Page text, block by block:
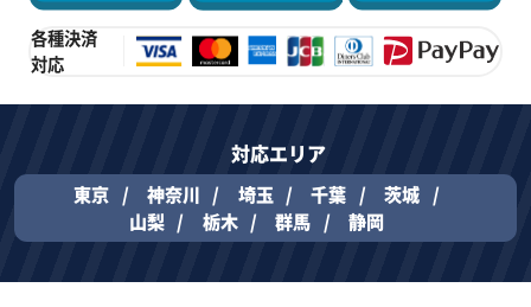
各種決済
対応
対応エリア
東京 神奈川 埼玉 千葉
茨城
山梨
栃木 群馬 静岡